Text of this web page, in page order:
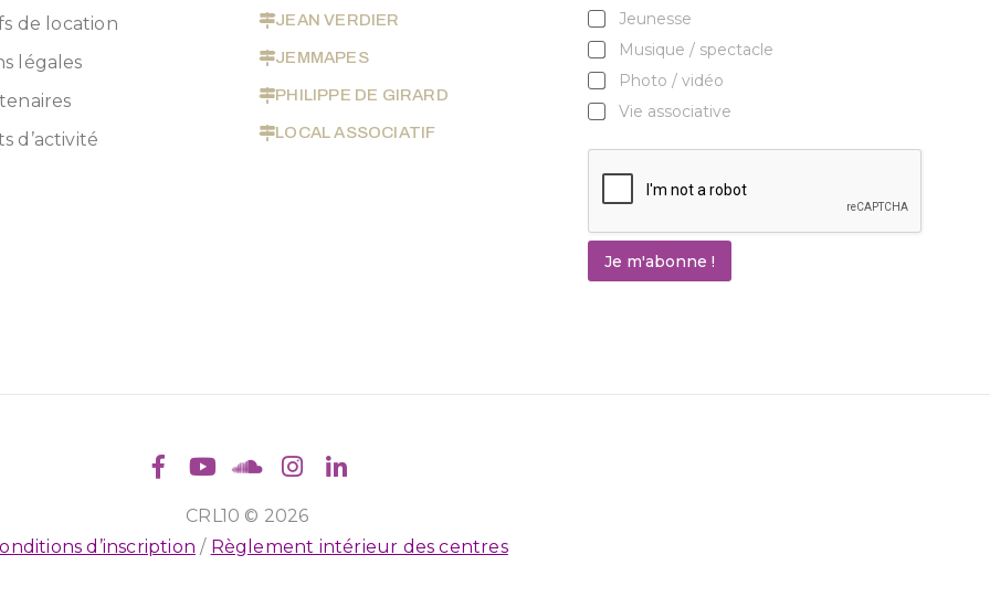
de location
légales
d’activité
JEAN VERDIER
JEMMAPES
PHILIPPE DE GIRARD
LOCAL ASSOCIATIF
Jeunesse
Musique / spectacle
Photo / vidéo
Vie associative
Je m'abonne !
CRL10 © 2026
d’inscription / Règlement intérieur des centres